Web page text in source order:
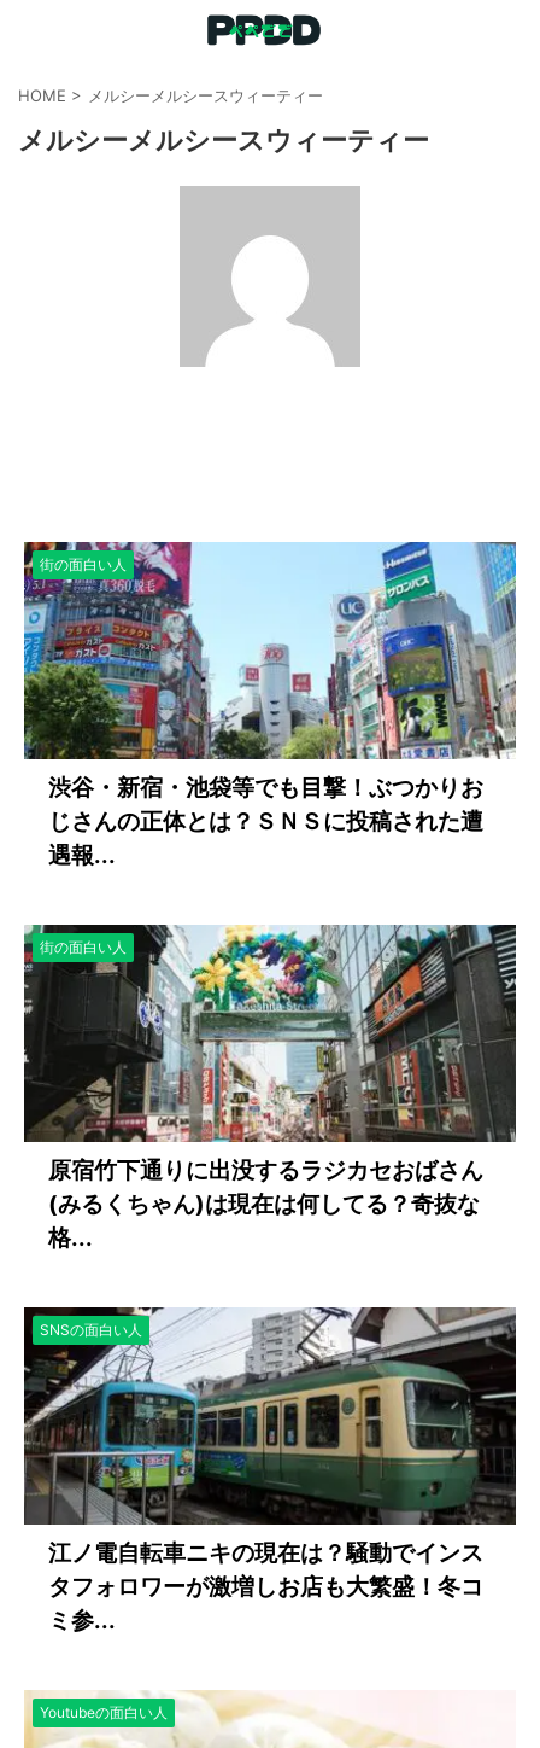
HOME > メルシーメルシースウィーティー
メルシーメルシースウィーティー
街の面白い人
渋谷・新宿・池袋等でも目撃！ぶつかりお
じさんの正体とは？ＳＮＳに投稿された遭
遇報...
街の面白い人
原宿竹下通りに出没するラジカセおばさん
(みるくちゃん)は現在は何してる？奇抜な
格...
SNSの面白い人
江ノ電自転車ニキの現在は？騒動でインス
タフォロワーが激増しお店も大繁盛！冬コ
ミ参...
Youtubeの面白い人